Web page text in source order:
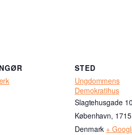
STED
Ungdommens
Demokratihus
Slagtehusgade
København, 1715
Denmark +